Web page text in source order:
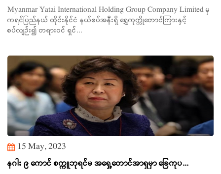
Myanmar Yatai International Holding Group Company Limited မှ
ကရင်ပြည်နယ် ထိုင်းနိုင်ငံ နယ်စပ်အနီးရှိ ရွှေကုက္ကိုတောင်ကြားနှင့်
စပ်လျဉ်း၍ တရားဝင် ရှင်...
15 May, 2023
နဂါး ၉ ကောင် စက္ကူဘုရင်မ အရှေ့တောင်အာရှမှာ ခြေကုပ...